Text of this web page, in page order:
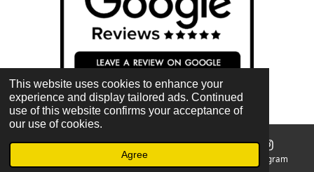
This website uses cookies to enhance your
experience and display tailored ads. Continued
use of this website confirms your acceptance of
our use of cookies.
Agree
Phone Instagram